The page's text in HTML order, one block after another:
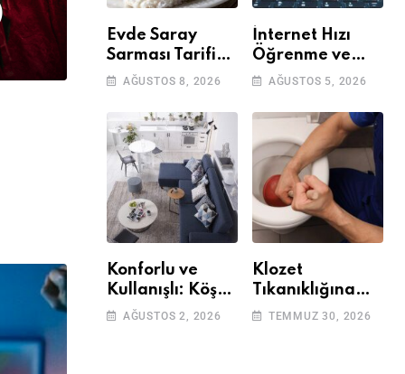
Evde Saray
Sarması Tarifi
ve Malzemeleri
AĞUSTOS 8, 2026
İnternet Hızı
Öğrenme ve
Kontrol Etme
AĞUSTOS 5, 2026
Konforlu ve
Kullanışlı: Köşe
Takımları
AĞUSTOS 2, 2026
Klozet
Tıkanıklığına
Çözüm: Basit
TEMMUZ 30, 2026